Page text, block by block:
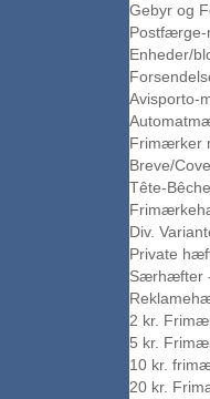
Gebyr og
Enheder/
Avisporto-
Frimærker
Breve/
Tête-Bêche
Div.
Private
Særhæfter
2 kr.
5 kr.
10 kr.
20 kr.